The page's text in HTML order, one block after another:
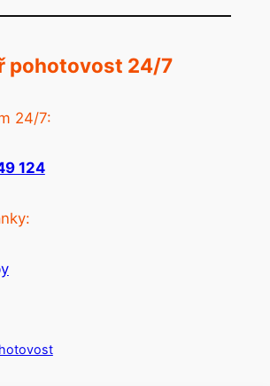
pohotovost 24/7
24/7:
124